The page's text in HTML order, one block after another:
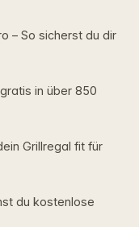
– So sicherst du dir
in über 850
Grillregal fit für
du kostenlose